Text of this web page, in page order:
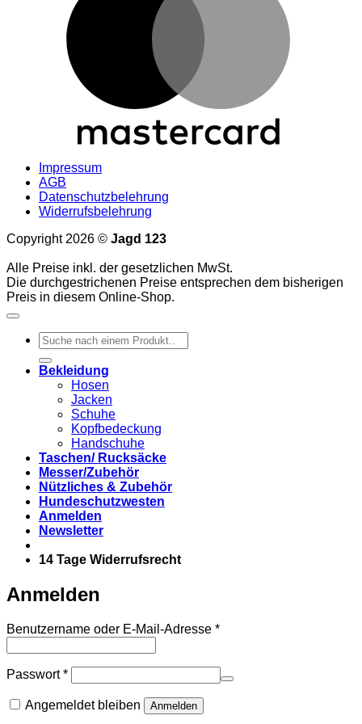
Impressum
AGB
Datenschutzbelehrung
Widerrufsbelehrung
Copyright 2026 © Jagd 123
Alle Preise inkl. der gesetzlichen MwSt.
Die durchgestrichenen Preise entsprechen dem bisherigen
Preis in diesem Online-Shop.
Suchen
nach:
Bekleidung
Hosen
Jacken
Schuhe
Kopfbedeckung
Handschuhe
Taschen/ Rucksäcke
Messer/Zubehör
Nützliches & Zubehör
Hundeschutzwesten
Anmelden
Newsletter
14 Tage Widerrufsrecht
Anmelden
Benutzername oder E-Mail-Adresse *Erforderlich
Passwort*Erforderlich
Angemeldet bleiben Anmelden